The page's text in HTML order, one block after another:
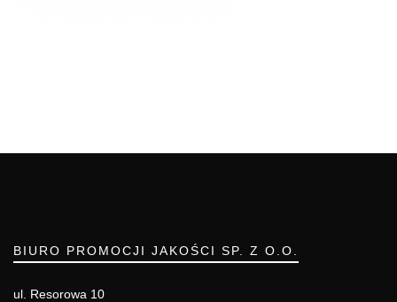
BIURO PROMOCJI JAKOŚCI SP. Z O.O.
ul. Resorowa 10